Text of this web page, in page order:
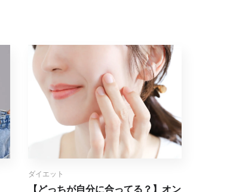
ダイエット
【どっちが自分に合ってる？】オン